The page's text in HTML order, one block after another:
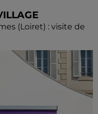
(Loiret) : visite de